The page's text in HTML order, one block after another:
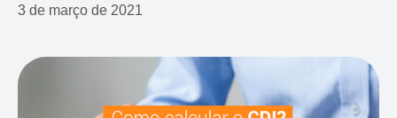
3 de março de 2021